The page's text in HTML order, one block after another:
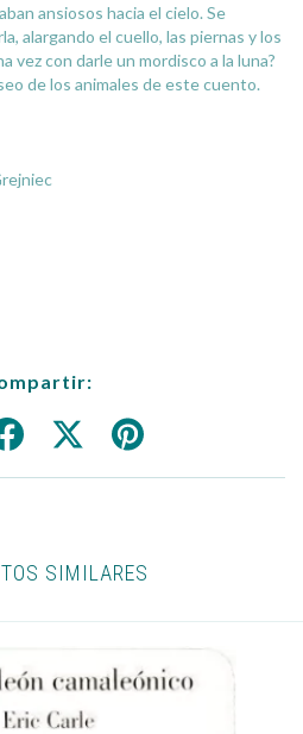
ansiosos hacia el cielo. Se
alargando el cuello, las piernas y los
vez con darle un mordisco a la luna?
de los animales de este cuento.
SIMILARES